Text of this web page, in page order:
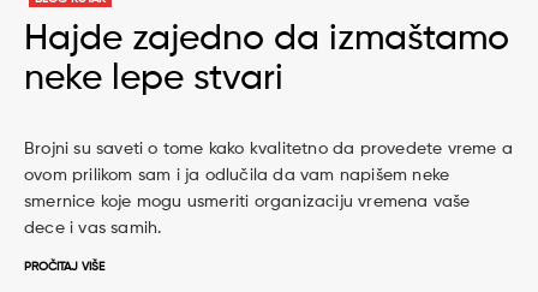
Hajde zajedno da izmaštamo
neke lepe stvari
Brojni su saveti o tome kako kvalitetno da provedete vreme a
ovom prilikom sam i ja odlučila da vam napišem neke
smernice koje mogu usmeriti organizaciju vremena vaše
dece i vas samih.
PROČITAJ VIŠE